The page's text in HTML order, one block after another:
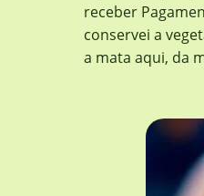
receber
conservei a
a mata aqui, da